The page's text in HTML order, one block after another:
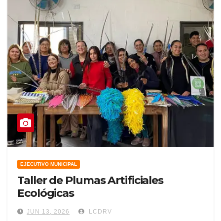
EJECUTIVO MUNICIPAL
Taller de Plumas Artificiales
Ecológicas
JUN 13, 2026 LCDRV